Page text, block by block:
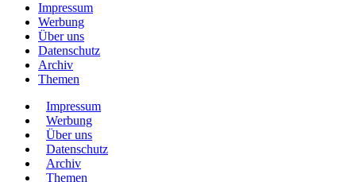
Impressum
Werbung
Über uns
Datenschutz
Archiv
Themen
Impressum
Werbung
Über uns
Datenschutz
Archiv
Themen